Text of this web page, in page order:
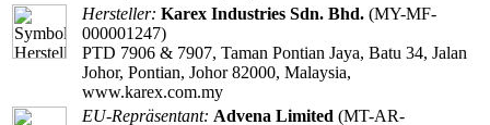
Hersteller: Karex Industries Sdn. Bhd. (MY-MF-
000001247)
PTD 7906 & 7907, Taman Pontian Jaya, Batu 34, Jalan
Johor, Pontian, Johor 82000, Malaysia,
www.karex.com.my
EU-Repräsentant: Advena Limited (MT-AR-